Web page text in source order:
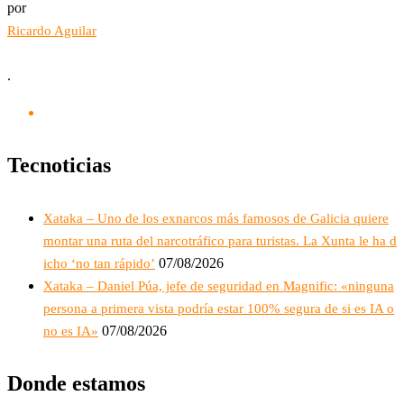
por
Ricardo Aguilar
.
Tecnoticias
Xataka – Uno de los exnarcos más famosos de Galicia quiere
montar una ruta del narcotráfico para turistas. La Xunta le ha d
icho ‘no tan rápido’ 07/08/2026
Xataka – Daniel Púa, jefe de seguridad en Magnific: «ninguna
persona a primera vista podría estar 100% segura de si es IA o
no es IA» 07/08/2026
Donde estamos